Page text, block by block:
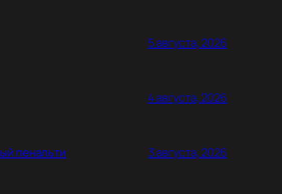
5 августа, 2026
4 августа, 2026
пенальти 3 августа, 2026